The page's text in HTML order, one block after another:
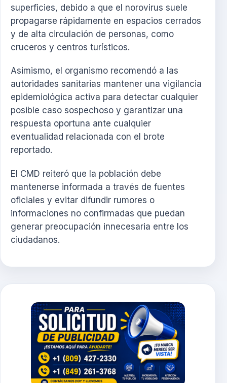
superficies, debido a que el norovirus suele
propagarse rápidamente en espacios cerrados
y de alta circulación de personas, como
cruceros y centros turísticos.
Asimismo, el organismo recomendó a las
autoridades sanitarias mantener una vigilancia
epidemiológica activa para detectar cualquier
posible caso sospechoso y garantizar una
respuesta oportuna ante cualquier
eventualidad relacionada con el brote
reportado.
El CMD reiteró que la población debe
mantenerse informada a través de fuentes
oficiales y evitar difundir rumores o
informaciones no confirmadas que puedan
generar preocupación innecesaria entre los
ciudadanos.